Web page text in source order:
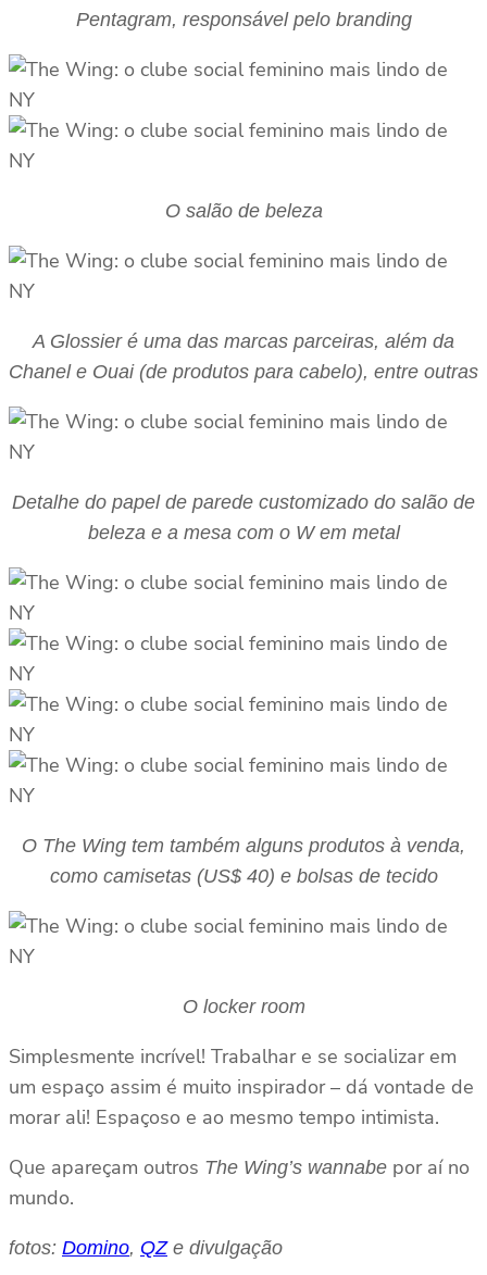
Pentagram, responsável pelo branding
O salão de beleza
A Glossier é uma das marcas parceiras, além da
Chanel e Ouai (de produtos para cabelo), entre outras
Detalhe do papel de parede customizado do salão de
beleza e a mesa com o W em metal
O The Wing tem também alguns produtos à venda,
como camisetas (US$ 40) e bolsas de tecido
O locker room
Simplesmente incrível! Trabalhar e se socializar em
um espaço assim é muito inspirador – dá vontade de
morar ali! Espaçoso e ao mesmo tempo intimista.
Que apareçam outros The Wing’s wannabe por aí no
mundo.
fotos: Domino, QZe divulgação